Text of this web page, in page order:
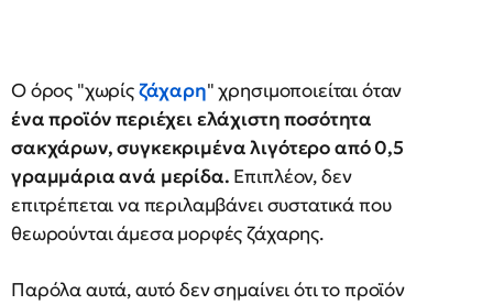
Ο όρος "χωρίςζάχαρη" χρησιμοποιείται όταν
ένα προϊόν περιέχει ελάχιστη ποσότητα
σακχάρων, συγκεκριμένα λιγότερο από 0,5
γραμμάρια ανά μερίδα. Επιπλέον, δεν
επιτρέπεται να περιλαμβάνει συστατικά που
θεωρούνται άμεσα μορφές ζάχαρης.
Παρόλα αυτά, αυτό δεν σημαίνει ότι το προϊόν